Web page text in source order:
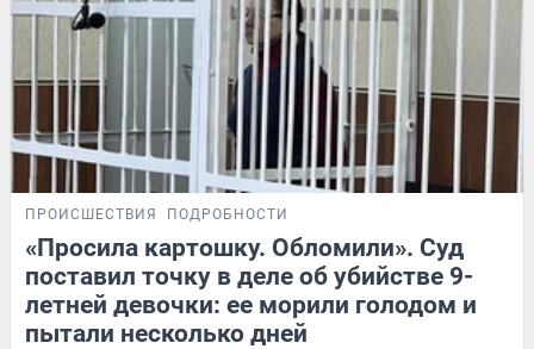
ПРОИСШЕСТВИЯ ПОДРОБНОСТИ
«Просила картошку. Обломили». Суд
поставил точку в деле об убийстве 9-
летней девочки: ее морили голодом и
пытали несколько дней